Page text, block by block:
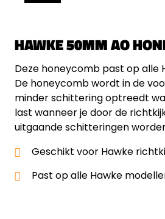
HAWKE 50MM AO
Deze honeycomb past op alle
De honeycomb wordt in de
minder schittering optreedt
last wanneer je door de
uitgaande schitteringen
Geschikt voor Hawke
Past op alle Hawke